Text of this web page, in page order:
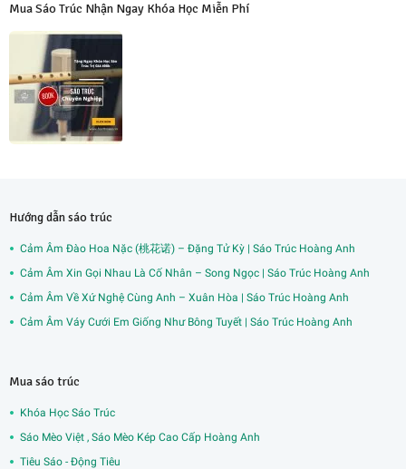
Mua Sáo Trúc Nhận Ngay Khóa Học Miễn Phí
Hướng dẫn sáo trúc
Cảm Âm Đào Hoa Nặc (桃花诺) – Đặng Tử Kỳ | Sáo Trúc Hoàng Anh
Cảm Âm Xin Gọi Nhau Là Cố Nhân – Song Ngọc | Sáo Trúc Hoàng Anh
Cảm Âm Về Xứ Nghệ Cùng Anh – Xuân Hòa | Sáo Trúc Hoàng Anh
Cảm Âm Váy Cưới Em Giống Như Bông Tuyết | Sáo Trúc Hoàng Anh
Mua sáo trúc
Khóa Học Sáo Trúc
Sáo Mèo Việt , Sáo Mèo Kép Cao Cấp Hoàng Anh
Tiêu Sáo - Động Tiêu